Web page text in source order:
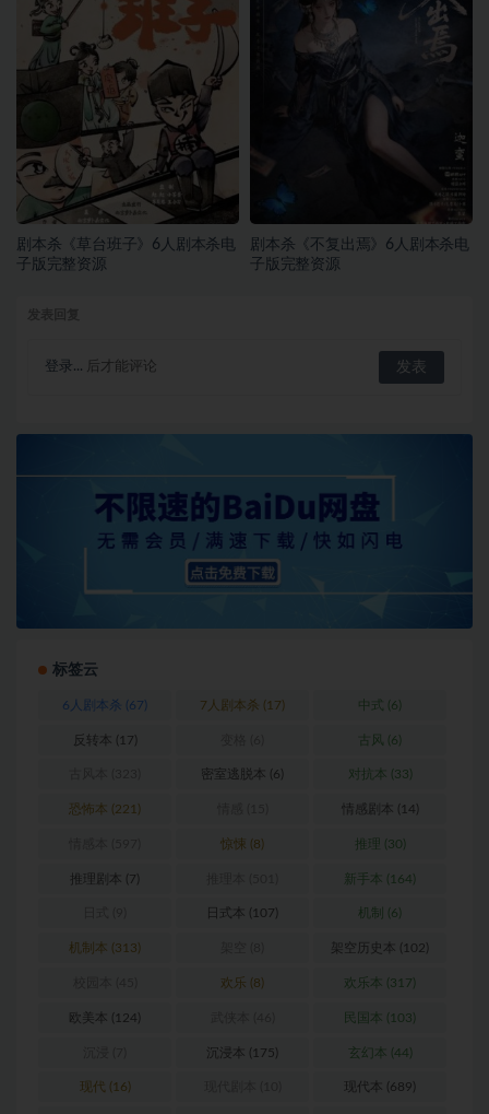
剧本杀《草台班子》6人剧本杀电
子版完整资源
剧本杀《不复出焉》6人剧本杀电
子版完整资源
登录... 后才能评论
标签云
6人剧本杀 (67) 7人剧本杀 (17) 中式 (6)
反转本 (17) 古风 (6)
密室逃脱本 (6) 对抗本 (33)
恐怖本 (221) 情感剧本 (14)
惊悚 (8) 推理 (30)
推理剧本 (7) 新手本 (164)
日式本 (107) 机制 (6)
机制本 (313) 架空历史本 (102)
欢乐 (8) 欢乐本 (317)
欧美本 (124) 民国本 (103)
沉浸本 (175) 玄幻本 (44)
现代 (16) 现代本 (689)